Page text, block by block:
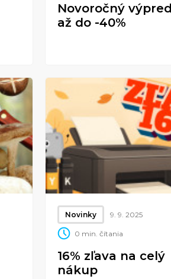
Novoročný
až do -40%
Novinky 9. 9. 2025
0 min. čítania
16% zľava na celý
nákup